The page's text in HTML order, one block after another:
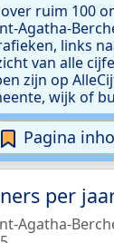
ruim 100
Agatha-
links
van alle
zijn op
wijk of
Pagina
per
Agatha-